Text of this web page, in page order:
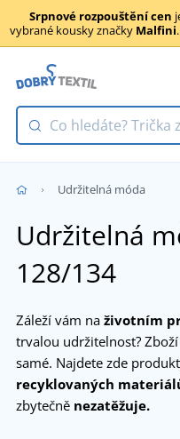
Srpnové rozpouštění cen
vybrané kousky značky Malfini
Udržitelná móda
Udržitelná
128/134
Záleží vám na životním
trvalou udržitelnost?
samé. Najdete zde
recyklovaných
zbytečně nezatěžuje.